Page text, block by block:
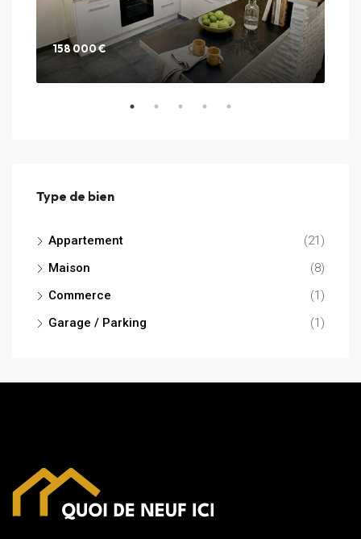
158 000 €
Type de bien
Appartement
(21)
Maison
(8)
Commerce
(1)
Garage / Parking
(1)